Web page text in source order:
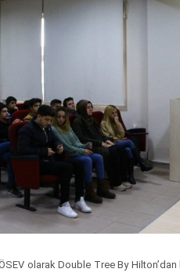
olarak Double Tree By